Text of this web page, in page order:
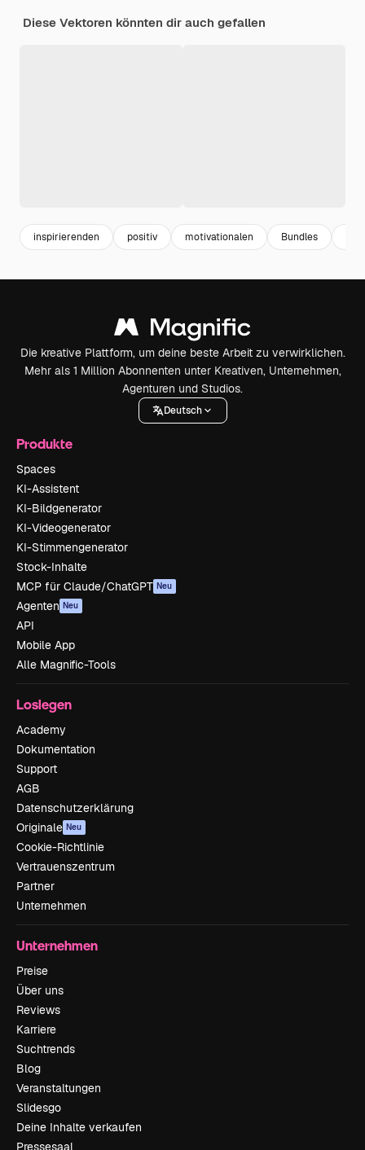
Diese Vektoren könnten dir auch gefallen
inspirierenden positiv motivationalen Bundles
Die kreative Plattform, um deine beste Arbeit zu verwirklichen.
Mehr als 1 Million Abonnenten unter Kreativen, Unternehmen,
Agenturen und Studios.
Deutsch
Produkte
Spaces
KI-Assistent
KI-Bildgenerator
KI-Videogenerator
KI-Stimmengenerator
Stock-Inhalte
MCP für Claude/ChatGPT Neu
Agenten Neu
API
Mobile App
Alle Magnific-Tools
Loslegen
Academy
Dokumentation
Support
AGB
Datenschutzerklärung
Originale Neu
Cookie-Richtlinie
Vertrauenszentrum
Partner
Unternehmen
Unternehmen
Preise
Über uns
Reviews
Karriere
Suchtrends
Blog
Veranstaltungen
Slidesgo
Deine Inhalte verkaufen
Pressesaal